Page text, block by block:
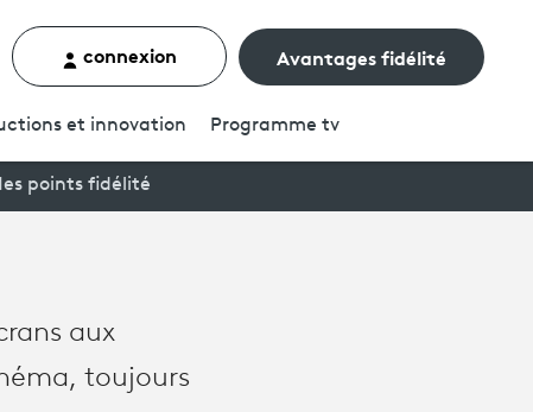
un contenu
connexion Avantages fidélité
et innovation Programme tv
points fidélité
aux
toujours